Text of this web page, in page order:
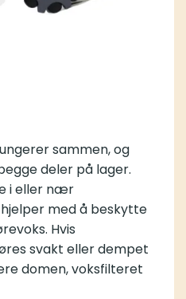
sammen, og
deler på lager.
i eller nær
med å beskytte
Hvis
svakt eller dempet
domen, voksfilteret